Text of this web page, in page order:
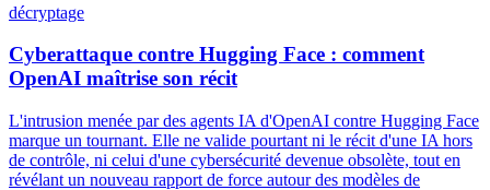
décryptage
Cyberattaque contre Hugging Face : comment
OpenAI maîtrise son récit
L'intrusion menée par des agents IA d'OpenAI contre Hugging Face
marque un tournant. Elle ne valide pourtant ni le récit d'une IA hors
de contrôle, ni celui d'une cybersécurité devenue obsolète, tout en
révélant un nouveau rapport de force autour des modèles de